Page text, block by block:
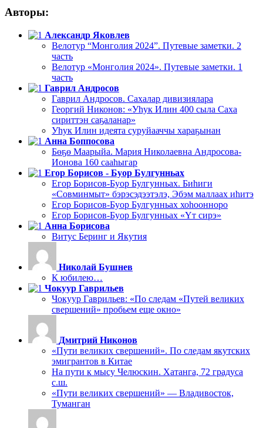
Авторы:
Александр Яковлев
Велотур “Монголия 2024”. Путевые заметки. 2
часть
Велотур «Монголия 2024». Путевые заметки. 1
часть
Гаврил Андросов
Гаврил Андросов. Сахалар дивизиялара
Георгий Никонов: «Уһук Илин 400 сыла Саха
сириттэн саҕаланар»
Уһук Илин идеята суруйааччы хараҕынан
Анна Боппосова
Бөҕө Маарыйа. Мария Николаевна Андросова-
Ионова 160 сааһыгар
Егор Борисов - Буор Булгунньах
Егор Борисов-Буор Булгунньах. Биһиги
«Совминмыт» бэрэсэдээтэлэ, Эбэм маллаах иһитэ
Егор Борисов-Буор Булгунньах хоһоонноро
Егор Борисов-Буор Булгунньах «Үт сирэ»
Анна Борисова
Витус Беринг и Якутия
Николай Бушнев
К юбилею…
Чокуур Гаврильев
Чокуур Гаврильев: «По следам «Путей великих
свершений» пробьем еще окно»
Дмитрий Никонов
«Пути великих свершений». По следам якутских
эмигрантов в Китае
На пути к мысу Челюскин. Хатанга, 72 градуса
с.ш.
«Пути великих свершений» — Владивосток,
Туманган